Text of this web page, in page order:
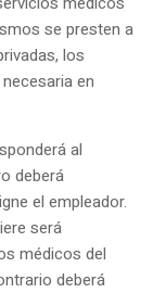
se presten a
los
en
al
deberá
el empleador.
será
médicos del
deberá